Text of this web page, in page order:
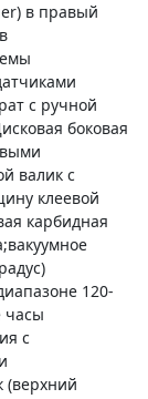
в правый
с ручной
боковая
валик с
клеевой
карбидная
120-
часы
с
(верхний